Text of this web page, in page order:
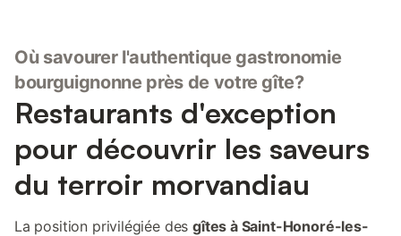
Où savourer l'authentique gastronomie
bourguignonne près de votre gîte?
Restaurants d'exception
pour découvrir les saveurs
du terroir morvandiau
La position privilégiée desgîtes à Saint-Honoré-les-